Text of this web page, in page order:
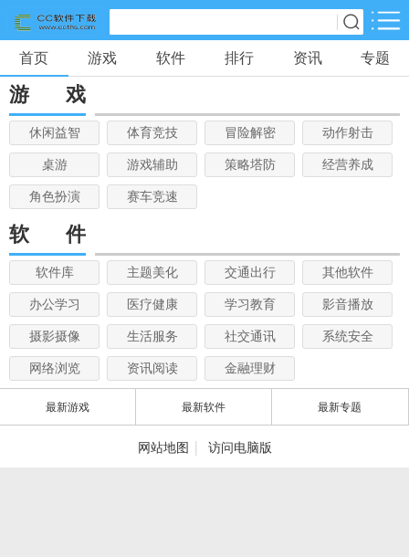
网游分类 软件分类
休闲益智 （ 904）
344） 桌游（ 2） 游戏辅助（ 0） 策略塔防（ 321） 经营养成（
301） 角色扮演 （ 871） 赛车竞速 （ 0）
首页 游戏 软件 排行 资讯 专题
游 戏
休闲益智 体育竞技 冒险解密 动作射击
桌游 游戏辅助 策略塔防 经营养成
角色扮演 赛车竞速
软 件
软件库 主题美化 交通出行 其他软件
办公学习 医疗健康 学习教育 影音播放
摄影摄像 生活服务 社交通讯 系统安全
网络浏览 资讯阅读 金融理财
最新游戏 最新软件 最新专题
网站地图 | 访问电脑版